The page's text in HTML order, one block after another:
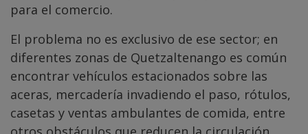
para el comercio.
El problema no es exclusivo de ese sector; en
diferentes zonas de Quetzaltenango es común
encontrar vehículos estacionados sobre las
aceras, mercadería invadiendo el paso, rótulos,
casetas y ventas ambulantes de comida, entre